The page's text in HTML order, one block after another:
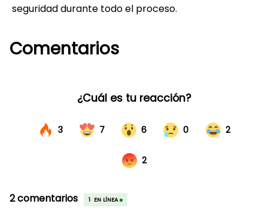
seguridad durante todo el proceso.
Comentarios